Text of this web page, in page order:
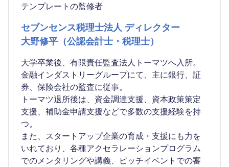
テンプレートの監修者
セブンセンス税理士法人 ディレクター
大野修平（公認会計士・税理士）
大学卒業後、有限責任監査法人トーマツへ入所。
金融インダストリーグループにて、主に銀行、証
券、保険会社の監査に従事。
トーマツ退所後は、資金調達支援、資本政策策定
支援、補助金申請支援などで多数の支援経験を持
つ。
また、スタートアップ企業の育成・支援にも力を
いれており、各種アクセラレーションプログラム
でのメンタリングや講義、ピッチイベントでの審